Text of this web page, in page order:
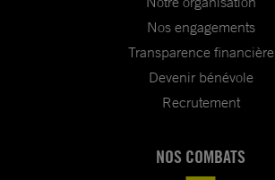
Nos engagements
Transparence financière
Devenir bénévole
Recrutement
NOS COMBATS